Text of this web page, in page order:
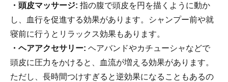
・頭皮マッサージ: 指の腹で頭皮を円を描くように動か
し、血行を促進する効果があります。シャンプー前や就
寝前に行うとリラックス効果もあります。
・ヘアアクセサリー: ヘアバンドやカチューシャなどで
頭皮に圧力をかけると、血流が増える効果があります。
ただし、長時間つけすぎると逆効果になることもあるの